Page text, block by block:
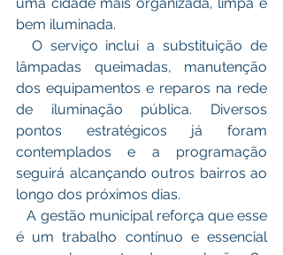
bem iluminada.
lâmpadas queimadas, manutenção
dos equipamentos e reparos na rede
de iluminação pública. Diversos
pontos estratégicos já foram
contemplados e a programação
seguirá alcançando outros bairros ao
longo dos próximos dias.
   A gestão municipal reforça que esse
é um trabalho contínuo e essencial